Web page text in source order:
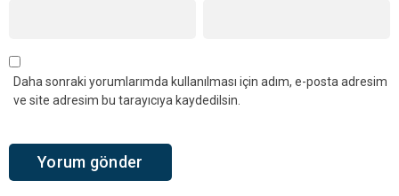
Daha sonraki yorumlarımda kullanılması için adım, e-posta adresim
ve site adresim bu tarayıcıya kaydedilsin.